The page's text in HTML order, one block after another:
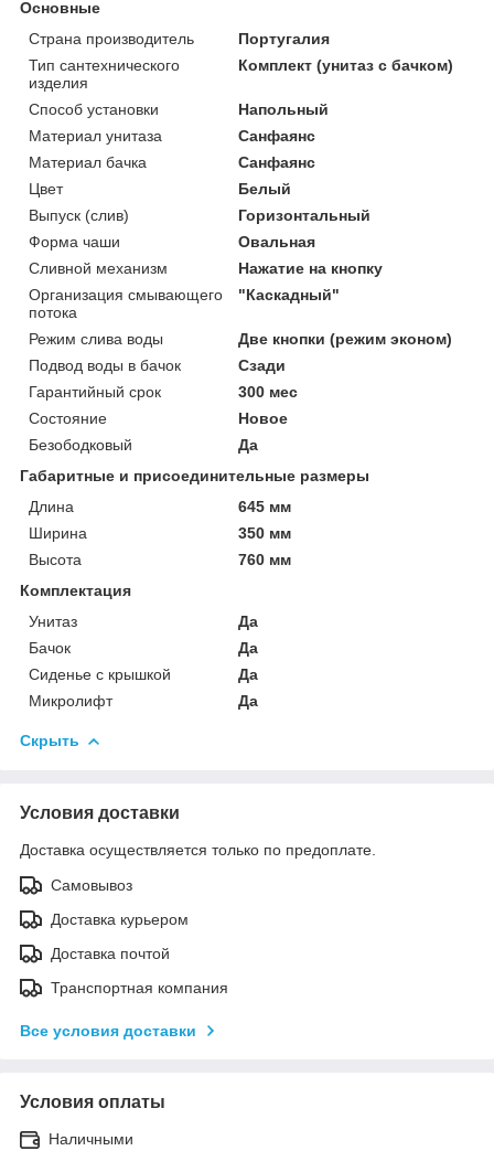
Основные
Страна производитель
Португалия
Тип сантехнического
изделия
Комплект (унитаз с бачком)
Способ установки
Напольный
Материал унитаза
Санфаянс
Материал бачка
Санфаянс
Цвет
Белый
Выпуск (слив)
Горизонтальный
Форма чаши
Овальная
Сливной механизм
Нажатие на кнопку
Организация смывающего
потока
"Каскадный"
Режим слива воды
Две кнопки (режим эконом)
Подвод воды в бачок
Сзади
Гарантийный срок
300 мес
Состояние
Новое
Безободковый
Да
Габаритные и присоединительные размеры
Длина
645 мм
Ширина
350 мм
Высота
760 мм
Комплектация
Унитаз
Да
Бачок
Да
Сиденье с крышкой
Да
Микролифт
Да
Скрыть
Условия доставки
Доставка осуществляется только по предоплате.
Самовывоз
Доставка курьером
Доставка почтой
Транспортная компания
Все условия доставки
Условия оплаты
Наличными